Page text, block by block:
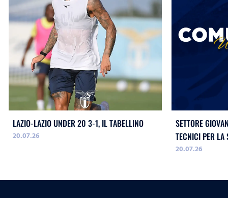
LAZIO-LAZIO UNDER 20 3-1, IL TABELLINO
20.07.26
SETTORE
TECNICI PER
20.07.26